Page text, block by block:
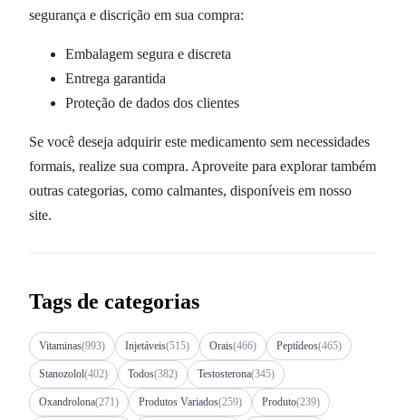
segurança e discrição em sua compra:
Embalagem segura e discreta
Entrega garantida
Proteção de dados dos clientes
Se você deseja adquirir este medicamento sem necessidades
formais, realize sua compra. Aproveite para explorar também
outras categorias, como calmantes, disponíveis em nosso
site.
Tags de categorias
Vitaminas(993) Injetáveis(515) Orais(466) Peptídeos(465)
Stanozolol(402) Todos(382) Testosterona(345)
Oxandrolona(271) Produtos Variados(259) Produto(239)